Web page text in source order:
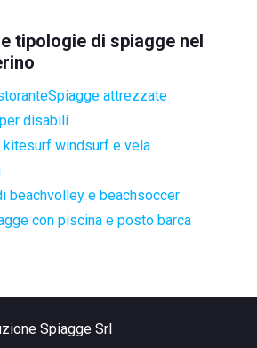
tipologie di spiagge nel
Spiagge attrezzate
disabili
windsurf e vela
beachvolley e beachsoccer
con piscina e posto barca
Spiagge Srl